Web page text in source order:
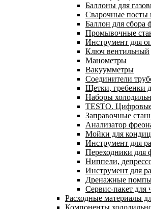
Баллоны для
Сварочные посты
Баллон для сбора
Промывочные
Инструмент для
Ключ вентильный
Манометры
Вакуумметры
Соединители
Щетки, гребенки
Наборы
TESTO. Цифровые
Заправочные
Анализатор
Мойки для
Инструмент для
Переходники для
Ниппели,
Инструмент для
Дренажные
Сервис-пакет для
Расходные материалы
Компоненты